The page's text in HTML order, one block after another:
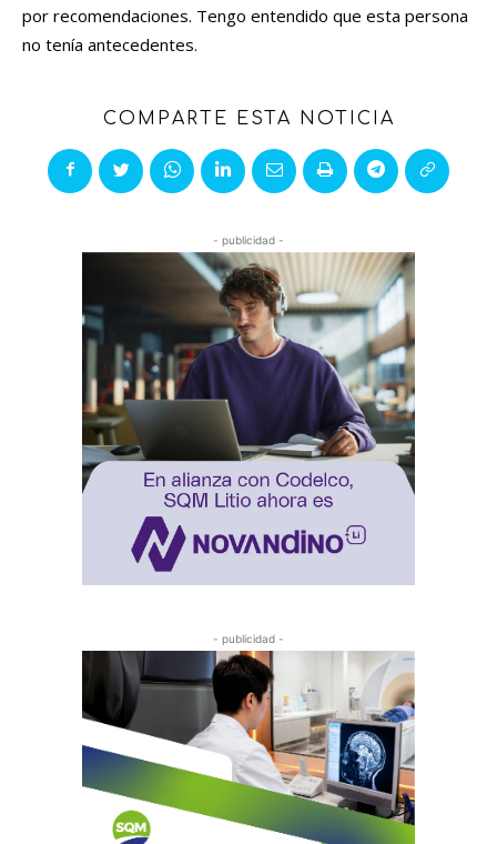
por recomendaciones. Tengo entendido que esta persona
no tenía antecedentes.
COMPARTE ESTA NOTICIA
- publicidad -
- publicidad -